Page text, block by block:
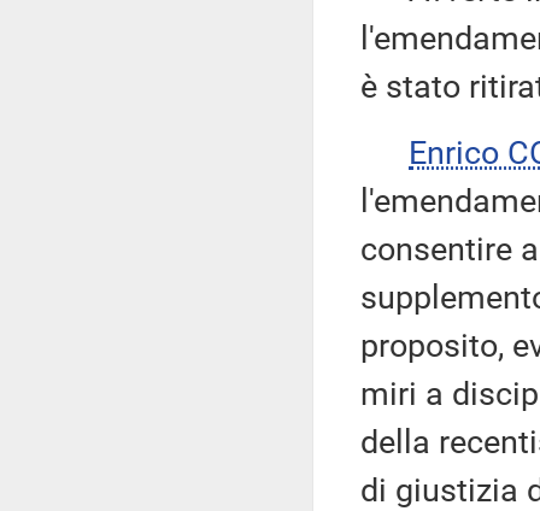
è stato
Enrico
consentire
proposito,
miri a
della
di giustizia